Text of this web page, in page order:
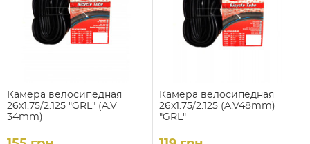
Камера велосипедная
26x1.75/2.125 "GRL" (A.V
34mm)
Камера велосипедная
26x1.75/2.125 (A.V48mm)
"GRL"